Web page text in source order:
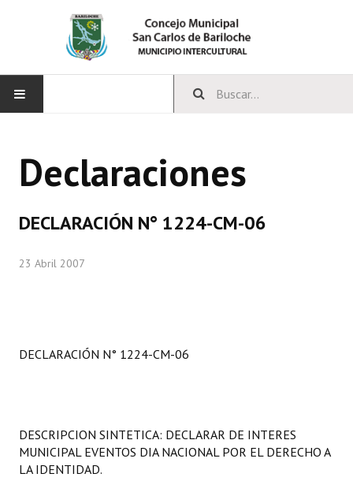
CONCEJO
Constitución Nacional
Constitución Provincial
Declaraciones
DECLARACIÓN N° 1224-CM-06
23 Abril 2007
DECLARACIÓN N° 1224-CM-06
DESCRIPCION SINTETICA: DECLARAR DE INTERES
MUNICIPAL EVENTOS DIA NACIONAL POR EL DERECHO A
LA IDENTIDAD.